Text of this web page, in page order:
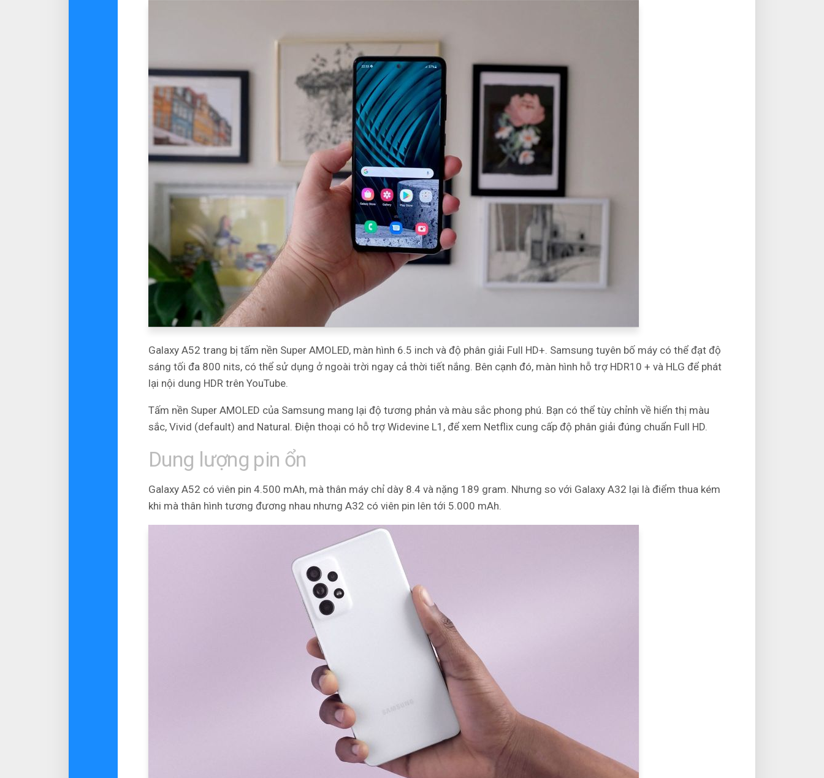
Galaxy A52 trang bị tấm nền Super AMOLED, màn hình 6.5 inch và độ phân giải Full HD+. Samsung tuyên bố máy có thể đạt độ
sáng tối đa 800 nits, có thể sử dụng ở ngoài trời ngay cả thời tiết nắng. Bên cạnh đó, màn hình hỗ trợ HDR10 + và HLG để phát
lại nội dung HDR trên YouTube.
Tấm nền Super AMOLED của Samsung mang lại độ tương phản và màu sắc phong phú. Bạn có thể tùy chỉnh về hiển thị màu
sắc, Vivid (default) and Natural. Điện thoại có hỗ trợ Widevine L1, để xem Netflix cung cấp độ phân giải đúng chuẩn Full HD.
Dung lượng pin ổn
Galaxy A52 có viên pin 4.500 mAh, mà thân máy chỉ dày 8.4 và nặng 189 gram. Nhưng so với Galaxy A32 lại là điểm thua kém
khi mà thân hình tương đương nhau nhưng A32 có viên pin lên tới 5.000 mAh.